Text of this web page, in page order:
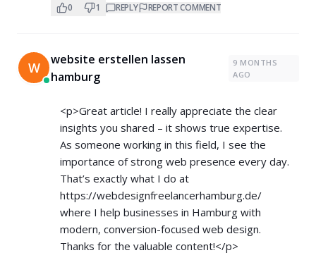
0 1 REPLY REPORT COMMENT
W
website erstellen lassen
hamburg
9 MONTHS
AGO
<p>Great article! I really appreciate the clear
insights you shared – it shows true expertise.
As someone working in this field, I see the
importance of strong web presence every day.
That’s exactly what I do at
https://webdesignfreelancerhamburg.de/
where I help businesses in Hamburg with
modern, conversion-focused web design.
Thanks for the valuable content!</p>